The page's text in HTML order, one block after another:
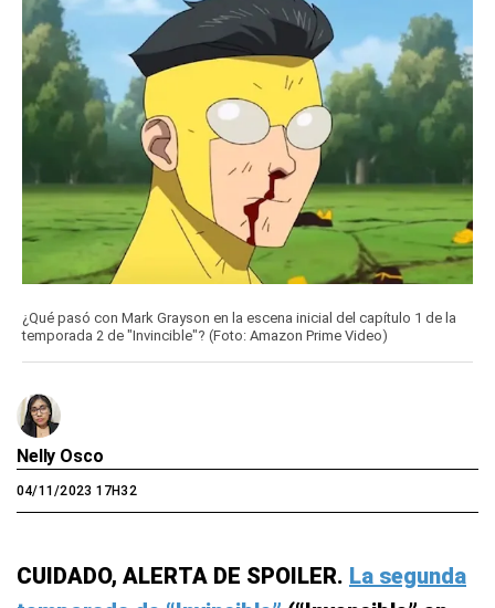
¿Qué pasó con Mark Grayson en la escena inicial del capítulo 1 de la
temporada 2 de "Invincible"? (Foto: Amazon Prime Video)
Nelly Osco
04/11/2023 17H32
CUIDADO, ALERTA DE SPOILER. La segunda